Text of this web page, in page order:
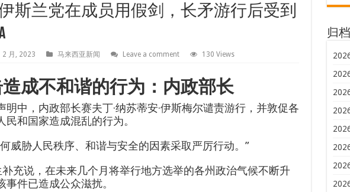
斯兰党在成员用假剑，长矛游行后受到
2 月, 2023 马来西亚新闻 Leave a comment 130 Views
成不和谐的行为：内政部长
明中，内政部长赛夫丁·纳苏蒂安·伊斯梅尔谴责游行，并敦促各
民和国家造成混乱的行为。
威胁人民秩序、和谐与安全的因素采取严厉行动。”
充说，在未来几个月将举行地方选举的各州政治气候不断升
事件已造成公众滋扰。
归档